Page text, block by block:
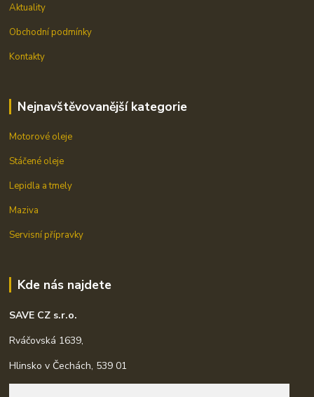
Aktuality
Obchodní podmínky
Kontakty
Nejnavštěvovanější kategorie
Motorové oleje
Stáčené oleje
Lepidla a tmely
Maziva
Servisní přípravky
Kde nás najdete
SAVE CZ s.r.o.
Rváčovská 1639,
Hlinsko v Čechách, 539 01